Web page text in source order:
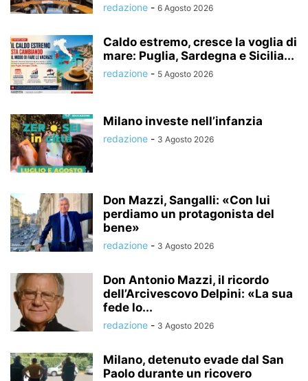
redazione - 6 Agosto 2026
Caldo estremo, cresce la voglia di
mare: Puglia, Sardegna e Sicilia...
redazione - 5 Agosto 2026
Milano investe nell’infanzia
redazione - 3 Agosto 2026
Don Mazzi, Sangalli: «Con lui
perdiamo un protagonista del
bene»
redazione - 3 Agosto 2026
Don Antonio Mazzi, il ricordo
dell’Arcivescovo Delpini: «La sua
fede lo...
redazione - 3 Agosto 2026
Milano, detenuto evade dal San
Paolo durante un ricovero